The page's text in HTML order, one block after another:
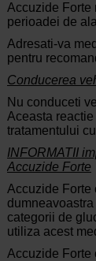
Accuzide Forte
perioadei de
Adresati-va
pentru
Conducerea
Nu conduceti
Aceasta
tratamentului
INFORMATII
Accuzide Forte
Accuzide Forte
categorii de
utiliza acest
Accuzide Forte